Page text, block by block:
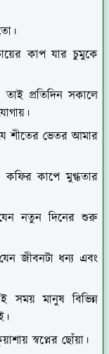
কাপ যার চুমুকে
প্রতিদিন সকালে
শীতের ভেতর আমার
কাপে মুগ্ধতার
নতুন দিনের শুরু
জীবনটা ধন্য এবং
মানুষ বিভিন্ন
স্বপ্নের ছোঁয়া।